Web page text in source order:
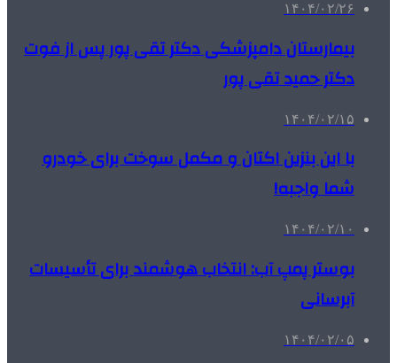
۱۴۰۴/۰۲/۲۶
بیمارستان دامپزشکی دکتر تقی پور پس از فوت
دکتر حمید تقی پور
۱۴۰۴/۰۲/۱۵
با این بنزین اکتان و مکمل سوخت برای خودرو
شما واجبه!
۱۴۰۴/۰۲/۱۰
بوستر پمپ آب: انتخاب هوشمند برای تأسیسات
آبرسانی
۱۴۰۴/۰۲/۰۵